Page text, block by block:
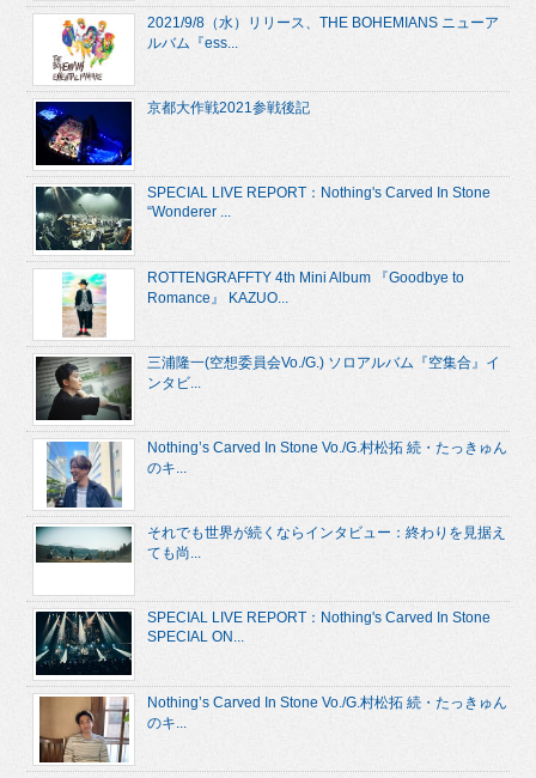
2021/9/8（水）リリース、THE BOHEMIANS ニューア
ルバム『ess...
京都大作戦2021参戦後記
SPECIAL LIVE REPORT：Nothing's Carved In Stone
“Wonderer ...
ROTTENGRAFFTY 4th Mini Album 『Goodbye to
Romance』 KAZUO...
三浦隆一(空想委員会Vo./G.) ソロアルバム『空集合』イ
ンタビ...
Nothing’s Carved In Stone Vo./G.村松拓 続・たっきゅん
のキ...
それでも世界が続くならインタビュー：終わりを見据え
ても尚...
SPECIAL LIVE REPORT：Nothing's Carved In Stone
SPECIAL ON...
Nothing’s Carved In Stone Vo./G.村松拓 続・たっきゅん
のキ...